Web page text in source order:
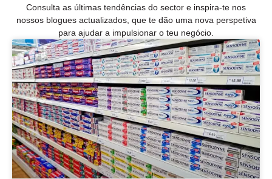
Consulta as últimas tendências do sector e inspira-te nos
nossos blogues actualizados, que te dão uma nova perspetiva
para ajudar a impulsionar o teu negócio.